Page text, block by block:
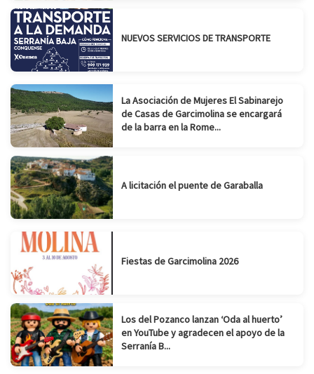
NUEVOS SERVICIOS DE TRANSPORTE
La Asociación de Mujeres El Sabinarejo
de Casas de Garcimolina se encargará
de la barra en la Rome...
A licitación el puente de Garaballa
Fiestas de Garcimolina 2026
Los del Pozanco lanzan ‘Oda al huerto’
en YouTube y agradecen el apoyo de la
Serranía B...